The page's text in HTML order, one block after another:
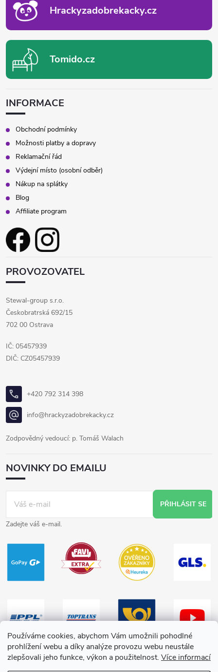
Používáme cookies, abychom Vám umožnili pohodlné
prohlížení webu a díky analýze provozu webu neustále
zlepšovali jeho funkce, výkon a použitelnost. Více informací
Hrackyzadobrekacky.cz
Tomido.cz
INFORMACE
Obchodní podmínky
Možnosti platby a dopravy
Reklamační řád
Výdejní místo (osobní odběr)
Nákup na splátky
Blog
Affiliate program
PROVOZOVATEL
Stewal-group s.r.o.
Českobratrská 692/15
702 00 Ostrava
IČ: 05457939
DIČ: CZ05457939
+420 792 314 398
info@hrackyzadobrekacky.cz
Zodpovědný vedoucí: p. Tomáš Walach
NOVINKY DO EMAILU
PŘIHLÁSIT SE
Zadejte váš e-mail.